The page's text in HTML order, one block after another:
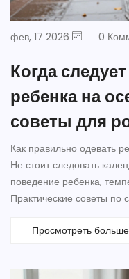
фев, 17 2026 0
Когда
ребенка на
советы для
Как правильно одевать
Не стоит следовать
поведение ребенка,
Практические советы по
Просмотреть больше